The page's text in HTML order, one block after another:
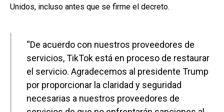
Unidos, incluso antes que se firme el decreto.
“De acuerdo con nuestros proveedores de
servicios, TikTok está en proceso de restaurar
el servicio. Agradecemos al presidente Trump
por proporcionar la claridad y seguridad
necesarias a nuestros proveedores de